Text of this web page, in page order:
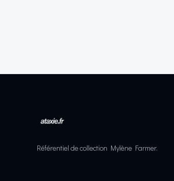
Référentiel de collection Mylène Farmer.